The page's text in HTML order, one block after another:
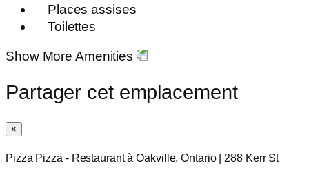
Places assises
Toilettes
Show More Amenities
Partager cet emplacement
×
Pizza Pizza - Restaurant à Oakville, Ontario | 288 Kerr St